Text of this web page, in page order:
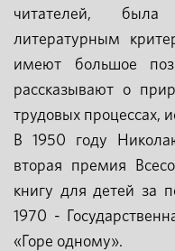
читателей,
литературным
имеют большое
рассказывают о
трудовых процессах,
В 1950 году
вторая премия
книгу для детей за
1970 -
«Горе одному».